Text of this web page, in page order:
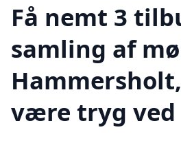
Få nemt 3
samling af
være tryg ved